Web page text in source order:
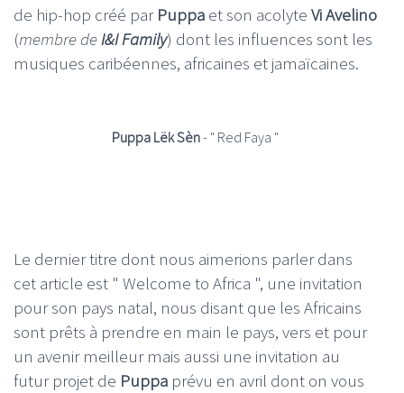
de hip-hop créé par Puppa et son acolyte Vi Avelino
(membre deI&I Family) dont les influences sont les
musiques caribéennes, africaines et jamaïcaines.
Puppa Lëk Sèn- " Red Faya "
Le dernier titre dont nous aimerions parler dans
cet article est " Welcome to Africa ", une invitation
pour son pays natal, nous disant que les Africains
sont prêts à prendre en main le pays, vers et pour
un avenir meilleur mais aussi une invitation au
futur projet de Puppa prévu en avril dont on vous